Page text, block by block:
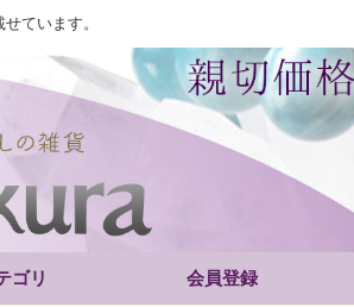
ています。
ゴリ 会員登録